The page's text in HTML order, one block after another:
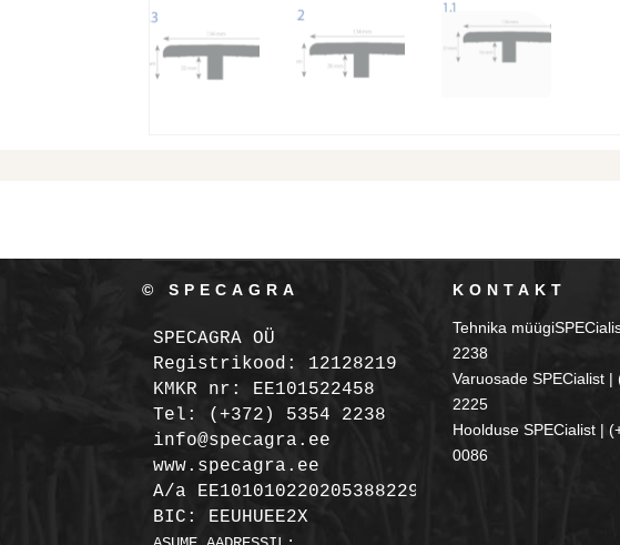
© SPECAGRA
SPECAGRA OÜ
Registrikood: 12128219
KMKR nr: EE101522458
Tel: (+372) 5354 2238
info@specagra.ee
A/a EE101010220205388229 SEB
BIC: EEUHUEE2X
KONTAKT
Tehnika
2238
Varuosade SPECialist |
2225
Hoolduse SPECialist |
0086